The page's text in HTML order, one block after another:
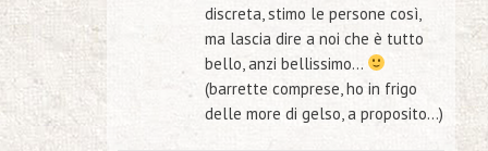
discreta, stimo le persone così,
ma lascia dire a noi che è tutto
bello, anzi bellissimo…
(barrette comprese, ho in frigo
delle more di gelso, a proposito…)